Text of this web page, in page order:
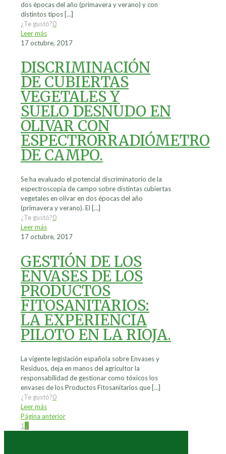
dos épocas del año (primavera y verano) y con
distintos tipos […]
¿Te gustó?0
Leer más
17 octubre, 2017
DISCRIMINACIÓN
DE CUBIERTAS
VEGETALES Y
SUELO DESNUDO EN
OLIVAR CON
ESPECTRORRADIÓMETRO
DE CAMPO.
Se ha evaluado el potencial discriminatorio de la
espectroscopía de campo sobre distintas cubiertas
vegetales en olivar en dos épocas del año
(primavera y verano). El […]
¿Te gustó?0
Leer más
17 octubre, 2017
GESTIÓN DE LOS
ENVASES DE LOS
PRODUCTOS
FITOSANITARIOS:
LA EXPERIENCIA
PILOTO EN LA RIOJA.
La vigente legislación española sobre Envases y
Residuos, deja en manos del agricultor la
responsabilidad de gestionar como tóxicos los
envases de los Productos Fitosanitarios que[…]
¿Te gustó?0
Leer más
Página anterior
1 2